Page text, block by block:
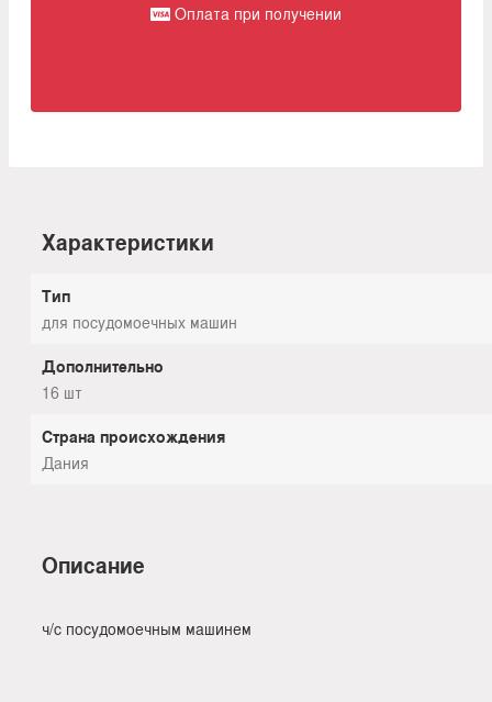
Оплата при получении
Характеристики
Тип
для посудомоечных машин
Дополнительно
16 шт
Страна происхождения
Дания
Описание
ч/с посудомоечным машинем